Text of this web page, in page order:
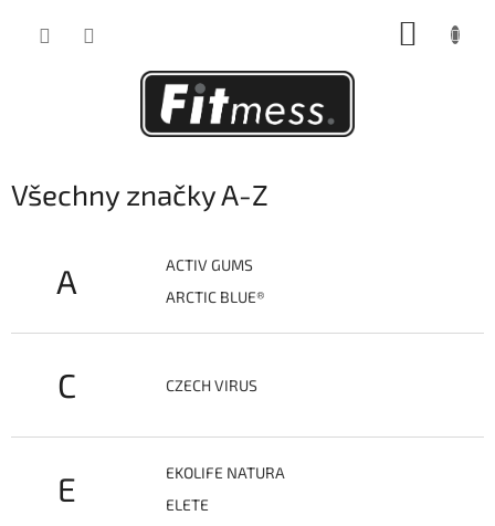
Všechny značky A-Z
A
ACTIV GUMS
ARCTIC BLUE®
C CZECH VIRUS
E
EKOLIFE NATURA
ELETE